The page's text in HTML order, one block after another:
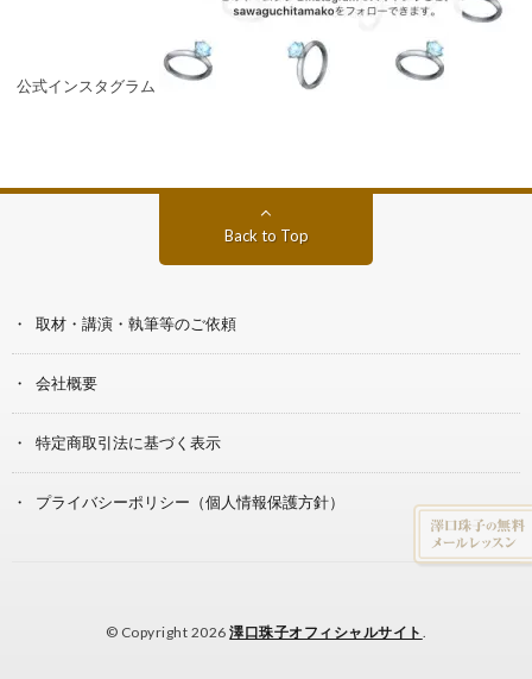
公式インスタグラム
Back to Top
取材・講演・執筆等のご依頼
会社概要
特定商取引法に基づく表示
プライバシーポリシー（個人情報保護方針）
© Copyright 2026澤口珠子オフィシャルサイト .